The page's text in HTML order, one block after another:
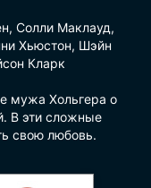
Солли Маклауд,
Хьюстон, Шэйн
Кларк
мужа Хольгера о
В эти сложные
свою любовь.